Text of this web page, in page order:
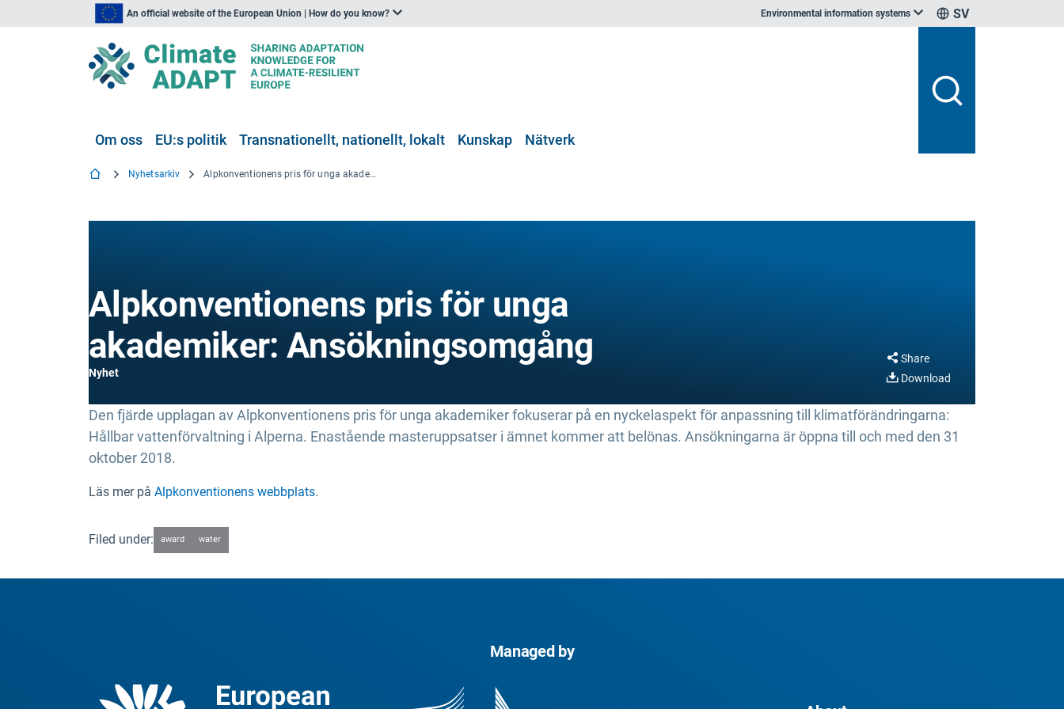
An official website of the European Union | How do you know? Environmental information systems SV
Om oss EU:s politik Transnationellt, nationellt, lokalt Kunskap Nätverk
Nyhetsarkiv Alpkonventionens pris för unga akademiker: Ansökningsomgång
Alpkonventionens pris för unga
akademiker: Ansökningsomgång
Nyhet
Share
Download
Den fjärde upplagan av Alpkonventionens pris för unga akademiker fokuserar på en nyckelaspekt för anpassning till klimatförändringarna:
Hållbar vattenförvaltning i Alperna. Enastående masteruppsatser i ämnet kommer att belönas. Ansökningarna är öppna till och med den 31
oktober 2018.
Läs mer på Alpkonventionens webbplats.
Filed under: award water
Managed by